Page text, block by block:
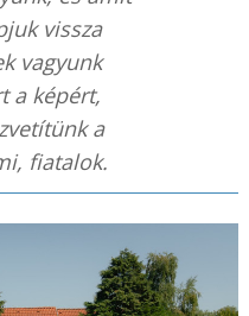
vissza
vagyunk
a képért,
a
fiatalok.